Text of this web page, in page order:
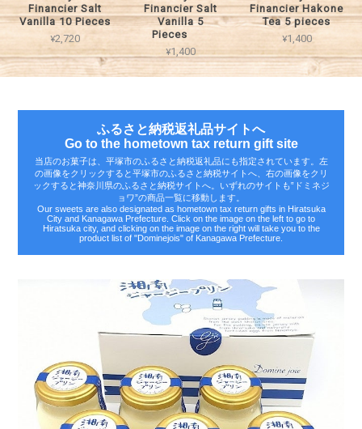
Financier Salt
Vanilla 10 Pieces
¥2,720
Financier Salt
Vanilla 5
Pieces
¥1,400
Financier Hakone
Tea 5 pieces
¥1,400
ふるさと納税返礼品サイトへ
Go to the hometown tax return gift site
当店のお菓子は、平塚市のふるさと納税返礼品にも指定されています。左
の画像をクリックすると平塚市のふるさと納税サイトへ、右の画像をクリ
ックすると神奈川県のふるさと納税サイトへ。いずれのサイトも‟ドミネジ
ョワ”の商品一覧に移動します。
Our sweets are also designated as hometown tax return gifts in Hiratsuka
City and Kanagawa Prefecture. Click on the image on the left to go to
Hiratsuka city, and clicking on the image on the right will take you to the
product list of "Dominejois" of Kanagawa Prefecture.